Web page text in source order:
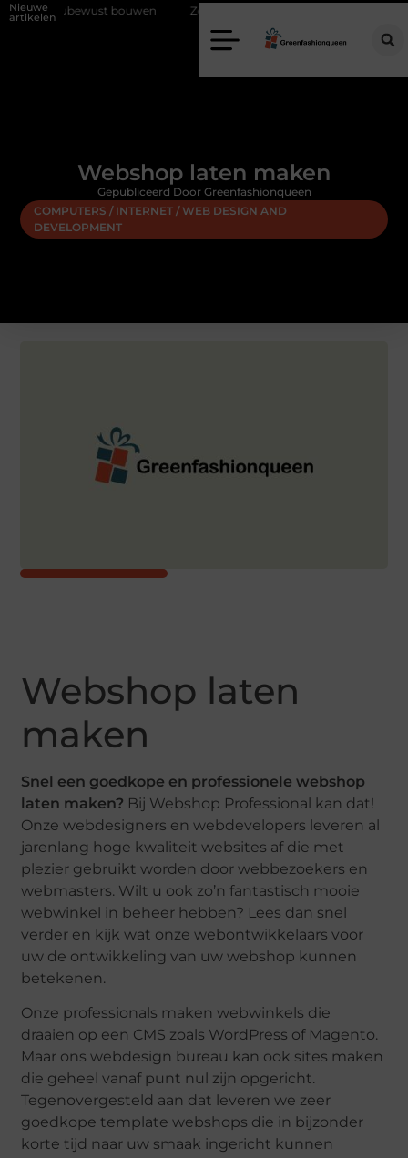
Nieuwe
artikelenbouwen Zo haalt u echt vuur in huis zonder schoorsteen
Webshop laten maken
COMPUTERS / INTERNET / WEB DESIGN AND
DEVELOPMENT
Gepubliceerd Door Greenfashionqueen
Webshop laten
maken
Snel een goedkope en professionele webshop
laten maken? Bij Webshop Professional kan dat!
Onze webdesigners en webdevelopers leveren al
jarenlang hoge kwaliteit websites af die met
plezier gebruikt worden door webbezoekers en
webmasters. Wilt u ook zo’n fantastisch mooie
webwinkel in beheer hebben? Lees dan snel
verder en kijk wat onze webontwikkelaars voor
uw de ontwikkeling van uw webshop kunnen
betekenen.
Onze professionals maken webwinkels die
draaien op een CMS zoals WordPress of Magento.
Maar ons webdesign bureau kan ook sites maken
die geheel vanaf punt nul zijn opgericht.
Tegenovergesteld aan dat leveren we zeer
goedkope template webshops die in bijzonder
korte tijd naar uw smaak ingericht kunnen